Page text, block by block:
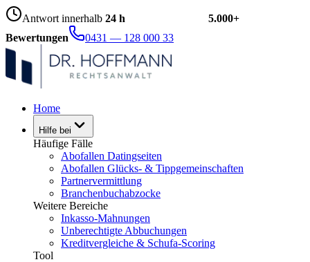
Antwort innerhalb 24 h
5.000+
Bewertungen
0431 — 128 000 33
Home
Hilfe bei
Häufige Fälle
Abofallen Datingseiten
Abofallen Glücks- & Tippgemeinschaften
Partnervermittlung
Branchenbuchabzocke
Weitere Bereiche
Inkasso-Mahnungen
Unberechtigte Abbuchungen
Kreditvergleiche & Schufa-Scoring
Tool